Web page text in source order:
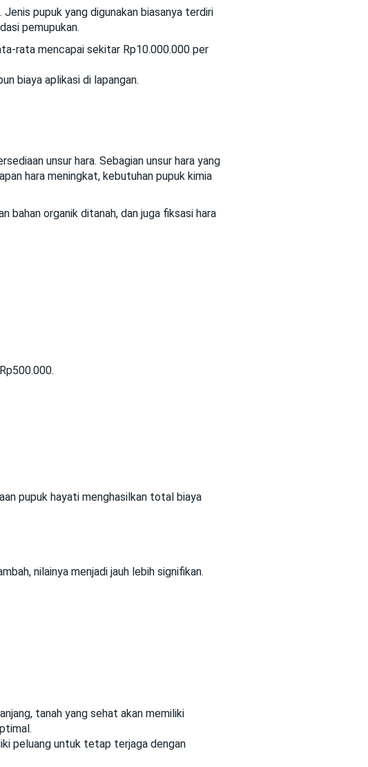
pupuk yang digunakan biasanya terdiri
pemupukan.
rata mencapai sekitar Rp10.000.000 per
biaya aplikasi di lapangan.
unsur hara. Sebagian unsur hara yang
hara meningkat, kebutuhan pupuk kimia
bahan organik ditanah, dan juga fiksasi hara
pupuk hayati menghasilkan total biaya
nilainya menjadi jauh lebih signifikan.
tanah yang sehat akan memiliki
peluang untuk tetap terjaga dengan